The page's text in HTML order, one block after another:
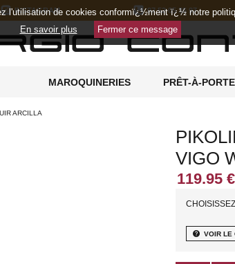
INSTAGRAM 07 52 05 36 97
MAROQUINERIES PRÊT-À-
ARCILLA
VIGO
help VOIR LE
l'utilisation de cookies conformï¿½ment ï¿½ notre
En savoir plus
Fermer ce message